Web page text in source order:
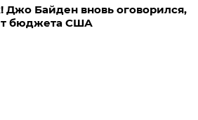
Джо Байден вновь оговорился,
бюджета США